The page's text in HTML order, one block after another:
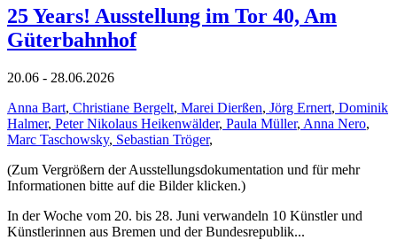
25 Years! Ausstellung im Tor 40, Am
Güterbahnhof
20.06 - 28.06.2026
Anna Bart, Christiane Bergelt, Marei Dierßen, Jörg Ernert, Dominik
Halmer, Peter Nikolaus Heikenwälder, Paula Müller, Anna Nero,
Marc Taschowsky, Sebastian Tröger,
(Zum Vergrößern der Ausstellungsdokumentation und für mehr
Informationen bitte auf die Bilder klicken.)
In der Woche vom 20. bis 28. Juni verwandeln 10 Künstler und
Künstlerinnen aus Bremen und der Bundesrepublik...